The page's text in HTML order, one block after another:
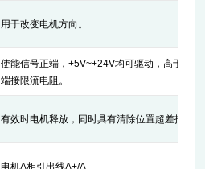
用于改变电机方向。
使能信号正端，+5V~+24V均可驱动，高于
端接限流电阻。
有效时电机释放，同时具有清除位置超差报警
电机A相引出线A+/A-